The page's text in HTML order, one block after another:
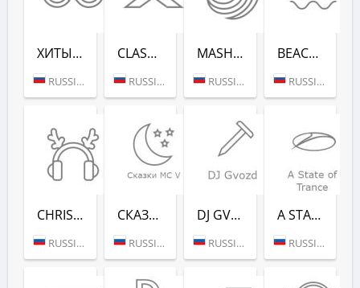
ХИТЫ ВСЕХ ВРЕ­МЕН (RADIO RECORD)
RUSSIA (MOSCOW)
CLASSIX (RADIO RECORD)
RUSSIA (MOSCOW)
MASHUP (РАДИО РЕКОРД)
RUSSIA (MOSCOW)
BEACH PARTY (РАДИО РЕКОРД)
RUSSIA (SAINT PETERSBURG)
CHRISTMAS CHILL (РАДИО РЕКОРД)
RUSSIA (MOSCOW)
СКАЗ­КИ MC V (РАДИО РЕКОРД)
RUSSIA (MOSCOW)
DJ GVOZD - RADIO RECORD
RUSSIA (MOSCOW)
A STATE OF TRANCE - RADIO RECORD
RUSSIA (MOSCOW)